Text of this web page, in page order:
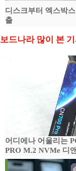
디스크부터 엑스박
출
보드나라 많이 본
어디에나 어울리는
PRO M.2 NVMe 디